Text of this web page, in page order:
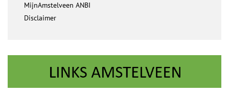
MijnAmstelveen ANBI
Disclaimer